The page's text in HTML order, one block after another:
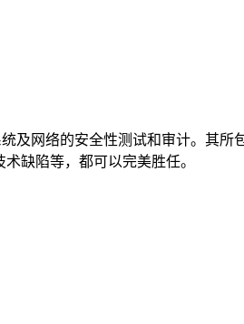
网络的安全性测试和审计。其
缺陷等，都可以完美胜任。